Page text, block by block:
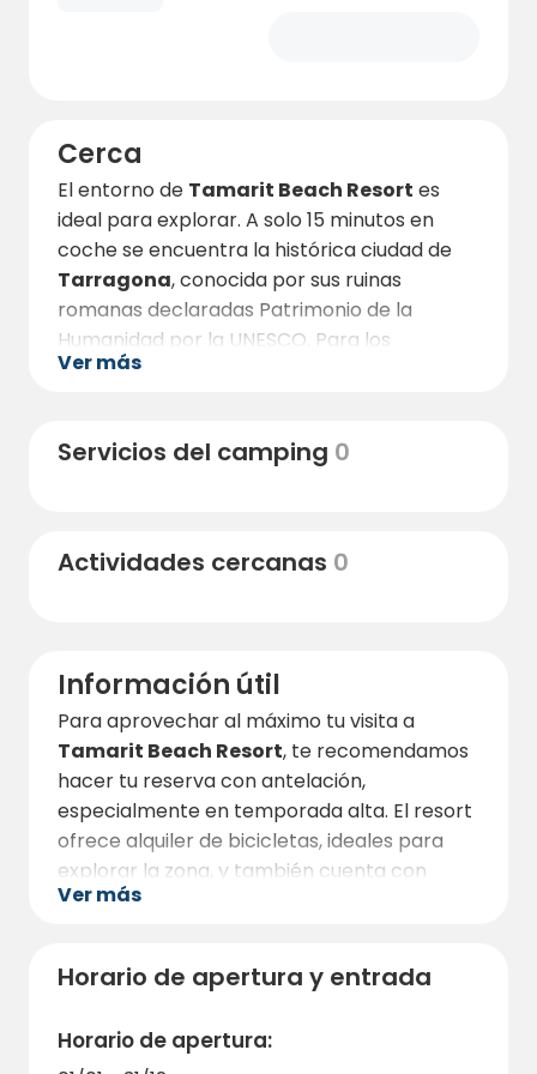
Cerca
El entorno de Tamarit Beach Resort es
ideal para explorar. A solo 15 minutos en
coche se encuentra la histórica ciudad de
Tarragona, conocida por sus ruinas
romanas declaradas Patrimonio de la
Humanidad por la UNESCO. Para los
aventureros, el parque temático
la familia.
la playa o una visita alMirador de Tamarit
un corto trayecto a pie o en bicicleta.
Ver más
Servicios del camping 0
Actividades cercanas 0
Información útil
Para aprovechar al máximo tu visita a
Tamarit Beach Resort, te recomendamos
hacer tu reserva con antelación,
especialmente en temporada alta. El resort
ofrece alquiler de bicicletas, ideales para
explorar la zona, y también cuenta con
servicios como lavandería, cajero
Las mascotas siempre deberán llevarse con
solas en el alojamiento. Prohibidas en la
playa (del 1 de abril al 15 de octubre). En
Ver más
Horario de apertura y entrada
Horario de apertura: